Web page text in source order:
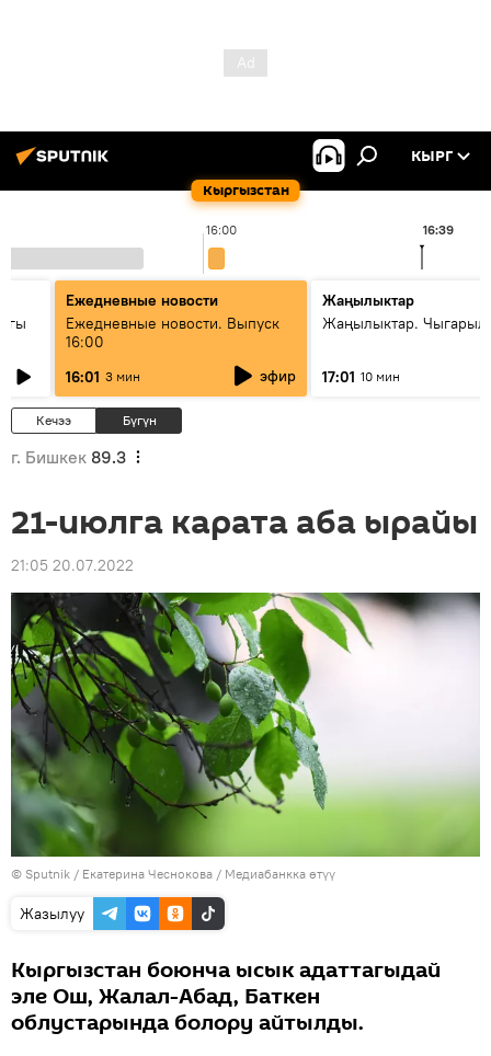
Кыргызстан
КЫРГ
16:00 16:39
Ежедневные новости
Ежедневные новости. Выпуск
16:00
16:01 3 мин эфир
Жаңылыктар
Жаңылыктар.
17:01 10 мин
Кечээ Бүгүн
г. Бишкек 89.3
21-июлга карата аба ырайы
21:05 20.07.2022
© Sputnik / Екатерина Чеснокова / Медиабанкка өтүү
Жазылуу
Кыргызстан боюнча ысык адаттагыдай
эле Ош, Жалал-Абад, Баткен
облустарында болору айтылды.